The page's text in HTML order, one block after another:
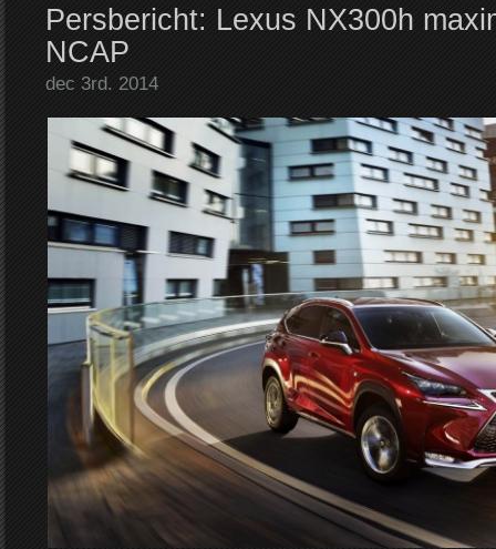
Persbericht: Lexus NX300h
NCAP
dec 3rd. 2014